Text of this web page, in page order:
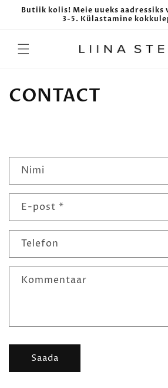
Butiik kolis! Meie uueks aadressiks
3-5. Külastamine
CONTACT
g
s
s
i
Nimi
E-post *
Telefon
Kommentaar
Saada